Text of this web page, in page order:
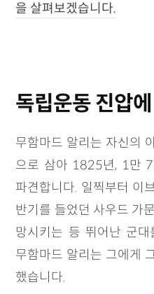
을 살펴보겠습니다.
독립운동 진압
무함마드 알리는 자신의
으로 삼아 1825년, 1만
파견합니다. 일찍부터 이
반기를 들었던 사우드 가
망시키는 등 뛰어난 군대
무함마드 알리는 그에게
했습니다.